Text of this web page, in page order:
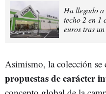
Ha llegado
techo 2 en 1
euros tras
Asimismo, la colección se
propuestas de carácter